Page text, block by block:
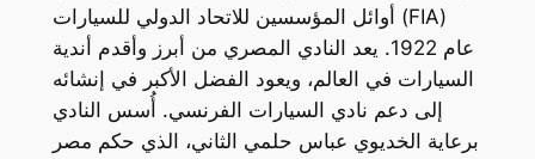
أوائل المؤسسين للاتحاد الدولي للسيارات (FIA)
عام 1922. يعد النادي المصري من أبرز وأقدم أندية
السيارات في العالم، ويعود الفضل الأكبر في إنشائه
إلى دعم نادي السيارات الفرنسي. أُسس النادي
برعاية الخديوي عباس حلمي الثاني، الذي حكم مصر